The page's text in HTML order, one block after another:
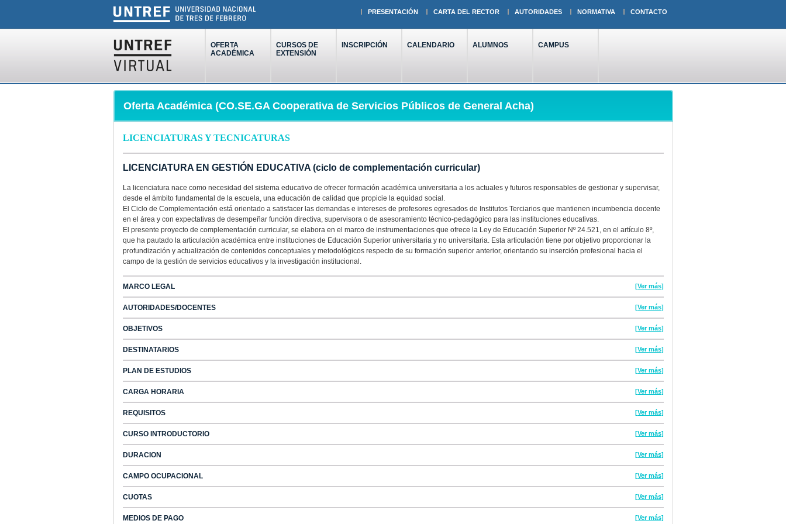
PRESENTACIÓN CARTA DEL RECTOR AUTORIDADES NORMATIVA CONTACTO
OFERTA
ACADÉMICA
CURSOS DE
EXTENSIÓN
INSCRIPCIÓN CALENDARIO ALUMNOS CAMPUS
Oferta Académica (CO.SE.GA Cooperativa de Servicios Públicos de General Acha)
LICENCIATURAS Y TECNICATURAS
LICENCIATURA EN GESTIÓN EDUCATIVA (ciclo de complementación curricular)
La licenciatura nace como necesidad del sistema educativo de ofrecer formación académica universitaria a los actuales y futuros responsables de gestionar y supervisar,
desde el ámbito fundamental de la escuela, una educación de calidad que propicie la equidad social.
El Ciclo de Complementación está orientado a satisfacer las demandas e intereses de profesores egresados de Institutos Terciarios que mantienen incumbencia docente
en el área y con expectativas de desempeñar función directiva, supervisora o de asesoramiento técnico-pedagógico para las instituciones educativas.
El presente proyecto de complementación curricular, se elabora en el marco de instrumentaciones que ofrece la Ley de Educación Superior Nº 24.521, en el artículo 8º,
que ha pautado la articulación académica entre instituciones de Educación Superior universitaria y no universitaria. Esta articulación tiene por objetivo proporcionar la
profundización y actualización de contenidos conceptuales y metodológicos respecto de su formación superior anterior, orientando su inserción profesional hacia el
campo de la gestión de servicios educativos y la investigación institucional.
MARCO LEGAL [Ver más]
AUTORIDADES/DOCENTES [Ver más]
OBJETIVOS [Ver más]
DESTINATARIOS [Ver más]
PLAN DE ESTUDIOS [Ver más]
CARGA HORARIA [Ver más]
REQUISITOS [Ver más]
CURSO INTRODUCTORIO [Ver más]
DURACION [Ver más]
CAMPO OCUPACIONAL [Ver más]
CUOTAS [Ver más]
MEDIOS DE PAGO [Ver más]